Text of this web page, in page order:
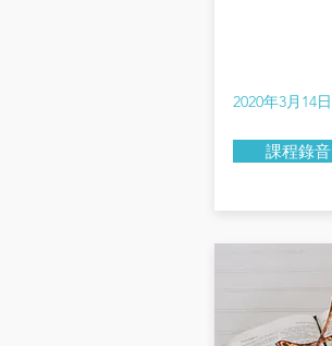
2020年3月14日
課程錄音